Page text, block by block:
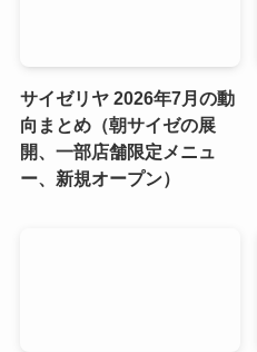
サイゼリヤ 2026年7月の動
向まとめ（朝サイゼの展
開、一部店舗限定メニュ
ー、新規オープン）